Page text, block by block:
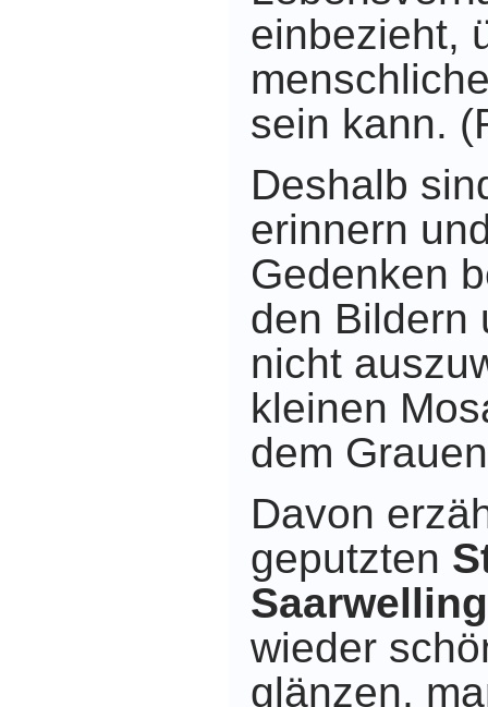
einbezieht,
sein kann.
Deshalb
erinnern
Gedenken
den Bildern
nicht
kleinen
dem
Davon
geputzten
wieder
glänzen,